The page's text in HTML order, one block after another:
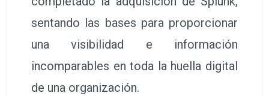
sentando las bases para proporcionar
una visibilidad e información
incomparables en toda la huella digital
de una organización.